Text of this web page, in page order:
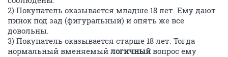
2) Покупатель оказывается младше 18 лет. Ему дают
пинок под зад (фигуральный) и опять же все
довольны.
3) Покупатель оказывается старше 18 лет. Тогда
нормальный вменяемый логичныйвопрос ему